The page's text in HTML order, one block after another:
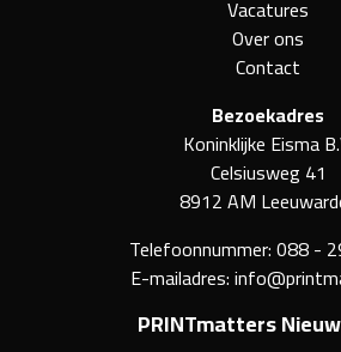
Vacatures
Over ons
Contact
Bezoekadres
Koninklijke Eisma
Celsiusweg 41
8912 AM
Telefoonnummer:088 -
E-mailadres:
PRINTmatters